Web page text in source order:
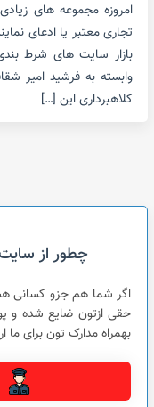
امروزه مجموعه های
تجاری معتبر یا ادعای
بازار سایت های شرط
وابسته به فرشید امیر
کلاهبرداری این […]
چطور از
اگر شما هم جزو کسانی
بهمراه مدارک تون برای ما